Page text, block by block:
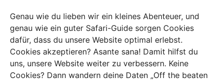
Genau wie du lieben wir ein kleines Abenteuer, und
genau wie ein guter Safari-Guide sorgen Cookies
dafür, dass du unsere Website optimal erlebst.
Cookies akzeptieren? Asante sana! Damit hilfst du
uns, unsere Website weiter zu verbessern. Keine
Cookies? Dann wandern deine Daten „Off the beaten
Was ist das Besondere am
Amboseli Nationalpark?
Amboseli ist bekannt für seine spektakulären Ausblicke
auf den Kilimandscharo und seine großen